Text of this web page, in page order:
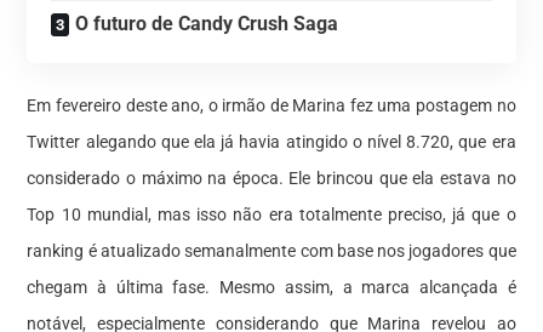
O futuro de Candy Crush Saga
Em fevereiro deste ano, o irmão de Marina fez uma postagem no
Twitter alegando que ela já havia atingido o nível 8.720, que era
considerado o máximo na época. Ele brincou que ela estava no
Top 10 mundial, mas isso não era totalmente preciso, já que o
ranking é atualizado semanalmente com base nos jogadores que
chegam à última fase. Mesmo assim, a marca alcançada é
notável, especialmente considerando que Marina revelou ao